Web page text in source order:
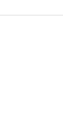
評です☺︎(赤ちゃんも可)